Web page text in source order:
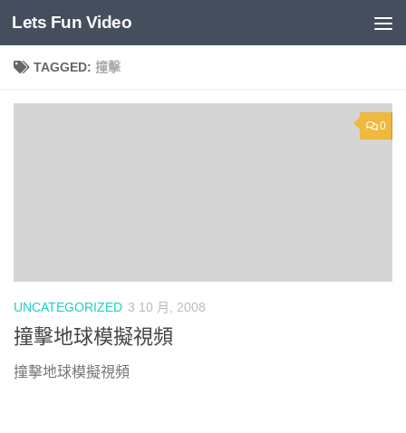
Skip to content
Lets Fun Video
TAGGED: 撞擊
0
UNCATEGORIZED 3 10 月, 2008
撞擊地球模擬視頻
撞擊地球模擬視頻